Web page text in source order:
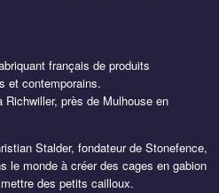
français de produits
et contemporains.
près de Mulhouse en
Stalder, fondateur de Stonefence,
le monde à créer des cages en gabion
des petits cailloux.